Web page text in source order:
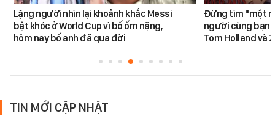
Lặng người nhìn lại khoảnh khắc Messi
bật khóc ở World Cup vì bố ốm nặng,
hôm nay bố anh đã qua đời
Đừng tìm "một
người cùng bạn
Tom Holland và
TIN MỚI CẬP NHẬT